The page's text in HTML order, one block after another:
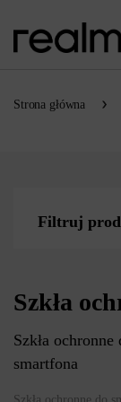
Strona główna
Filtruj
Szkła
Szkła
smartfona